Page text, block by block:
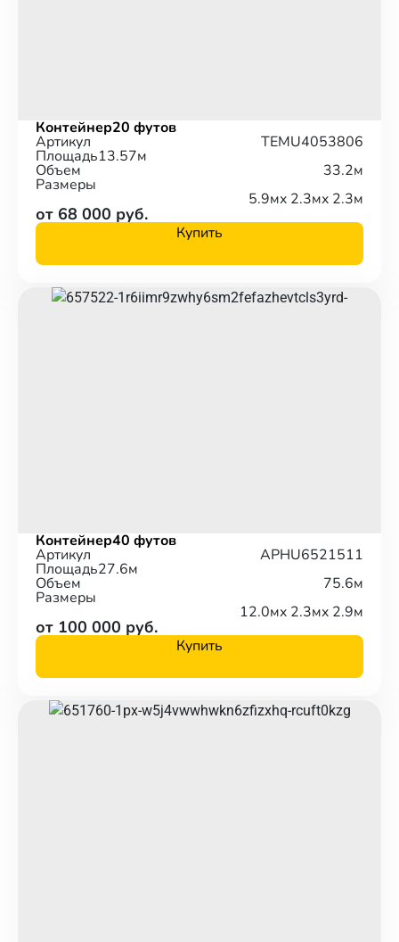
Контейнер20 футов
Артикул TEMU4053806
Площадь13.57м
Объем 33.2м
Размеры
5.9мx 2.3мx 2.3м
от 68 000 руб.
Купить
Контейнер40 футов
Артикул APHU6521511
Площадь27.6м
Объем 75.6м
Размеры
12.0мx 2.3мx 2.9м
от 100 000 руб.
Купить